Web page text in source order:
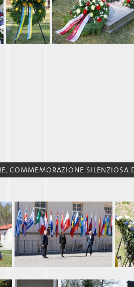
COMMEMORAZIONE SILENZIOSA